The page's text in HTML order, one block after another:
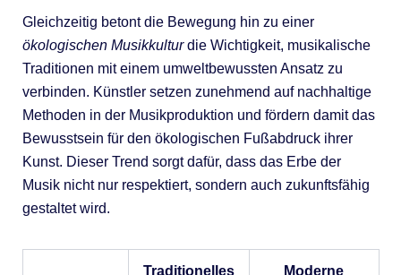
Gleichzeitig betont die Bewegung hin zu einer
ökologischen Musikkulturdie Wichtigkeit, musikalische
Traditionen mit einem umweltbewussten Ansatz zu
verbinden. Künstler setzen zunehmend auf nachhaltige
Methoden in der Musikproduktion und fördern damit das
Bewusstsein für den ökologischen Fußabdruck ihrer
Kunst. Dieser Trend sorgt dafür, dass das Erbe der
Musik nicht nur respektiert, sondern auch zukunftsfähig
gestaltet wird.
Traditionelles Moderne